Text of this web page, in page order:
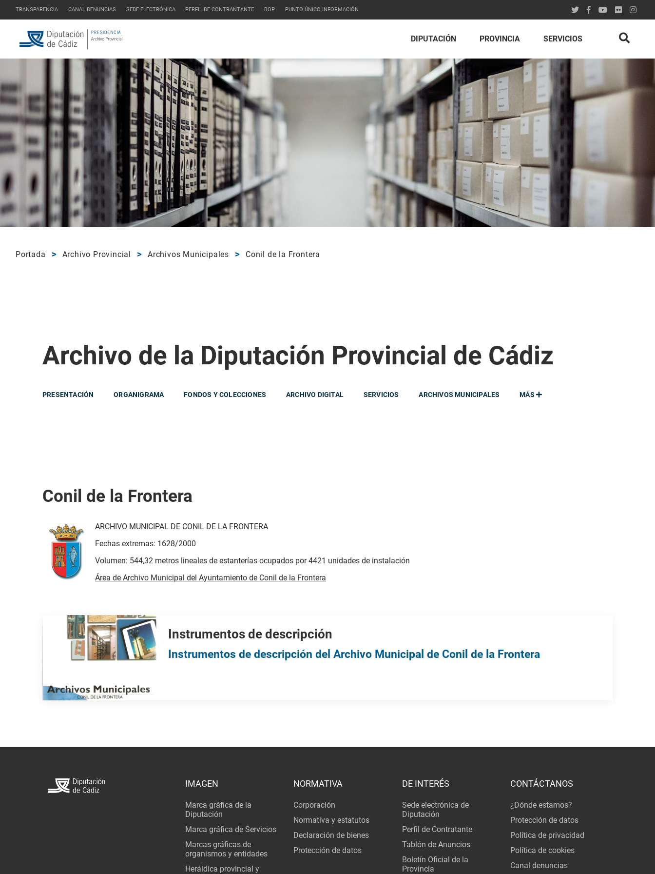
TRANSPARENCIA CANAL DENUNCIAS SEDE ELECTRÓNICA PERFIL DE CONTRANTANTE BOP PUNTO ÚNICO INFORMACIÓN
DIPUTACIÓN PROVINCIA SERVICIOS
Portada Archivo Provincial Archivos Municipales Conil de la Frontera
Archivo de la Diputación Provincial de Cádiz
MÁS
PRESENTACIÓN ORGANIGRAMA FONDOS Y COLECCIONES ARCHIVO DIGITAL SERVICIOS ARCHIVOS MUNICIPALES
Conil de la Frontera
ARCHIVO MUNICIPAL DE CONIL DE LA FRONTERA
Fechas extremas: 1628/2000
Volumen: 544,32 metros lineales de estanterías ocupados por 4421 unidades de instalación
Área de Archivo Municipal del Ayuntamiento de Conil de la Frontera
Instrumentos de descripción
Instrumentos de descripción del Archivo Municipal de Conil de la Frontera
IMAGEN
Marca gráfica de la
Diputación
Marca gráfica de Servicios
Marcas gráficas de
organismos y entidades
Heráldica provincial y
NORMATIVA
Corporación
Normativa y estatutos
Declaración de bienes
Protección de datos
DE INTERÉS
Sede electrónica de
Diputación
Perfil de Contratante
Tablón de Anuncios
Boletín Oficial de la
Província
CONTÁCTANOS
¿Dónde estamos?
Protección de datos
Política de privacidad
Política de cookies
Canal denuncias